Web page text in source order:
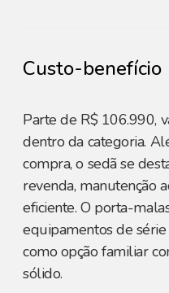
Custo-benefício
Parte de R$ 106.990,
dentro da categoria.
compra, o sedã se
revenda, manutenção
eficiente. O porta-
equipamentos de
como opção familiar
sólido.